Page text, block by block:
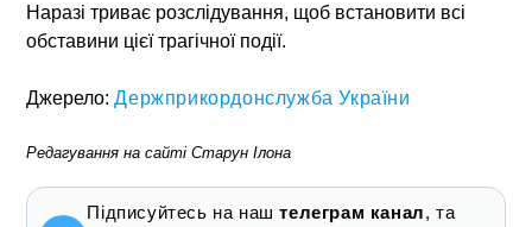
Наразі триває розслідування, щоб встановити всі
обставини цієї трагічної події.
Джерело:Держприкордонслужба України
Редагування на сайті Старун Ілона
Підписуйтесь на наштелеграм канал, та